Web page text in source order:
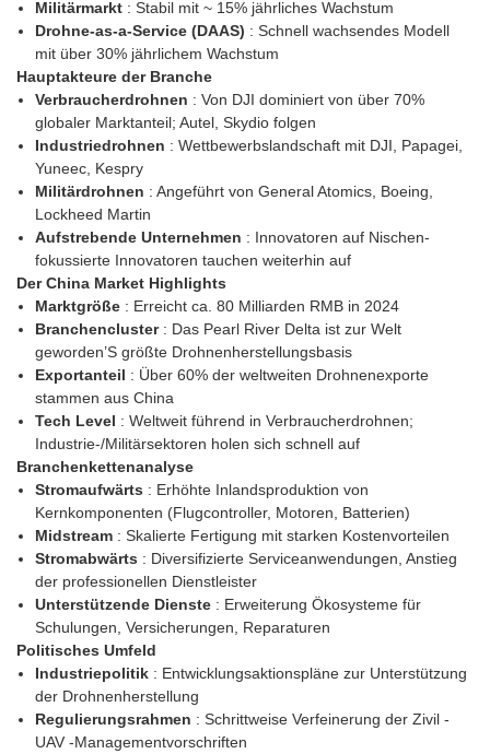
Militärmarkt : Stabil mit ~ 15% jährliches Wachstum
Drohne-as-a-Service (DAAS) : Schnell wachsendes Modell
mit über 30% jährlichem Wachstum
Hauptakteure der Branche
Verbraucherdrohnen : Von DJI dominiert von über 70%
globaler Marktanteil; Autel, Skydio folgen
Industriedrohnen : Wettbewerbslandschaft mit DJI, Papagei,
Yuneec, Kespry
Militärdrohnen : Angeführt von General Atomics, Boeing,
Lockheed Martin
Aufstrebende Unternehmen : Innovatoren auf Nischen-
fokussierte Innovatoren tauchen weiterhin auf
Der China Market Highlights
Marktgröße : Erreicht ca. 80 Milliarden RMB in 2024
Branchencluster : Das Pearl River Delta ist zur Welt
geworden’S größte Drohnenherstellungsbasis
Exportanteil : Über 60% der weltweiten Drohnenexporte
stammen aus China
Tech Level : Weltweit führend in Verbraucherdrohnen;
Industrie-/Militärsektoren holen sich schnell auf
Branchenkettenanalyse
Stromaufwärts : Erhöhte Inlandsproduktion von
Kernkomponenten (Flugcontroller, Motoren, Batterien)
Midstream : Skalierte Fertigung mit starken Kostenvorteilen
Stromabwärts : Diversifizierte Serviceanwendungen, Anstieg
der professionellen Dienstleister
Unterstützende Dienste : Erweiterung Ökosysteme für
Schulungen, Versicherungen, Reparaturen
Politisches Umfeld
Industriepolitik : Entwicklungsaktionspläne zur Unterstützung
der Drohnenherstellung
Regulierungsrahmen : Schrittweise Verfeinerung der Zivil -
UAV -Managementvorschriften